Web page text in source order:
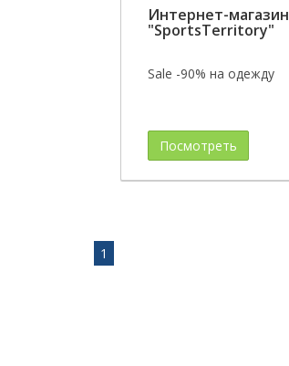
Интернет-магазин
"SportsTerritory"
Sale -90% на одежду
Посмотреть
1